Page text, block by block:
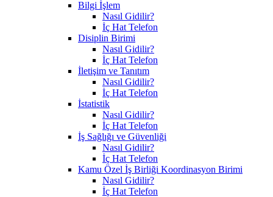
Bilgi İşlem
Nasıl Gidilir?
İç Hat Telefon
Disiplin Birimi
Nasıl Gidilir?
İç Hat Telefon
İletişim ve Tanıtım
Nasıl Gidilir?
İç Hat Telefon
İstatistik
Nasıl Gidilir?
İç Hat Telefon
İş Sağlığı ve Güvenliği
Nasıl Gidilir?
İç Hat Telefon
Kamu Özel İş Birliği Koordinasyon Birimi
Nasıl Gidilir?
İç Hat Telefon